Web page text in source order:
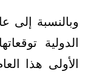
الدولية
الأولى هذا